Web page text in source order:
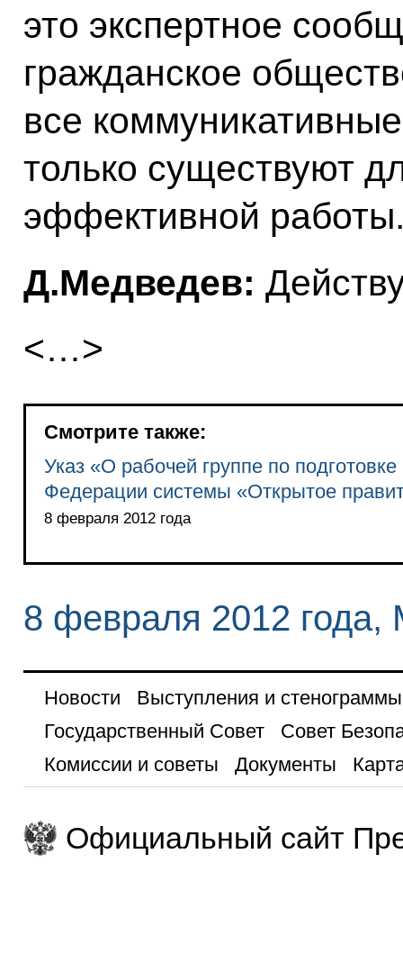
это экспертное
гражданское
все
только существуют
эффективной
Д.Медведев:
<…>
Смотрите также:
Указ «О рабочей группе по
Федерации системы «Открытое
8 февраля 2012 года
8 февраля 2012 года,
Новости
Выступления и стенограммы
Государственный Совет
Совет
Комиссии и советы
Документы
Официальный сайт